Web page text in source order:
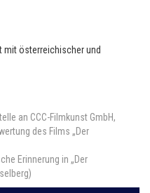
mit österreichischer und
an CCC-Filmkunst GmbH,
des Films „Der
Erinnerung in „Der